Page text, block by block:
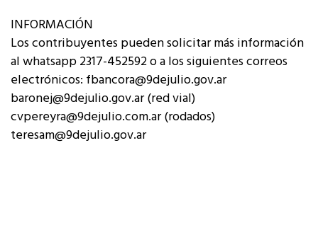
INFORMACIÓN
Los contribuyentes pueden solicitar más información
al whatsapp 2317-452592 o a los siguientes correos
electrónicos: fbancora@9dejulio.gov.ar
baronej@9dejulio.gov.ar (red vial)
cvpereyra@9dejulio.com.ar (rodados)
teresam@9dejulio.gov.ar